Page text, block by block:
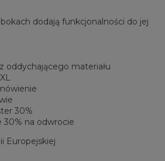
dodają funkcjonalności do jej
oddychającego materiału
30%
30% na odwrocie
Europejskiej